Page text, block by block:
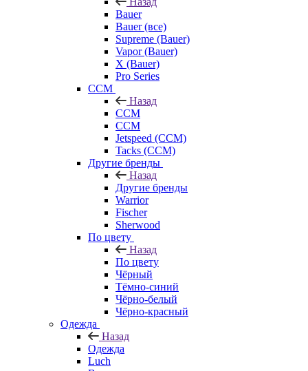
Bauer
Bauer (все)
Supreme (Bauer)
Vapor (Bauer)
X (Bauer)
Pro Series
CCM
Назад
CCM
CCM
Jetspeed (CCM)
Tacks (CCM)
Другие бренды
Назад
Другие бренды
Warrior
Fischer
Sherwood
По цвету
Назад
По цвету
Чёрный
Тёмно-синий
Чёрно-белый
Чёрно-красный
Одежда
Назад
Одежда
Luch